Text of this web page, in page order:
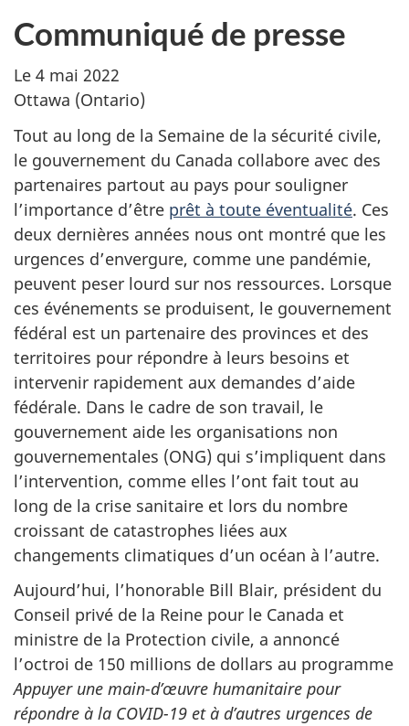
Communiqué de presse
Le 4 mai 2022
Ottawa (Ontario)
Tout au long de la Semaine de la sécurité civile,
le gouvernement du Canada collabore avec des
partenaires partout au pays pour souligner
l’importance d’être prêt à toute éventualité. Ces
deux dernières années nous ont montré que les
urgences d’envergure, comme une pandémie,
peuvent peser lourd sur nos ressources. Lorsque
ces événements se produisent, le gouvernement
fédéral est un partenaire des provinces et des
territoires pour répondre à leurs besoins et
intervenir rapidement aux demandes d’aide
fédérale. Dans le cadre de son travail, le
gouvernement aide les organisations non
gouvernementales (ONG) qui s’impliquent dans
l’intervention, comme elles l’ont fait tout au
long de la crise sanitaire et lors du nombre
croissant de catastrophes liées aux
changements climatiques d’un océan à l’autre.
Aujourd’hui, l’honorable Bill Blair, président du
Conseil privé de la Reine pour le Canada et
ministre de la Protection civile, a annoncé
l’octroi de 150 millions de dollars au programme
Appuyer une main-d’œuvre humanitaire pour
répondre à la COVID-19 et à d’autres urgences de